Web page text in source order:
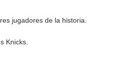
jugadores de la historia.
Knicks.